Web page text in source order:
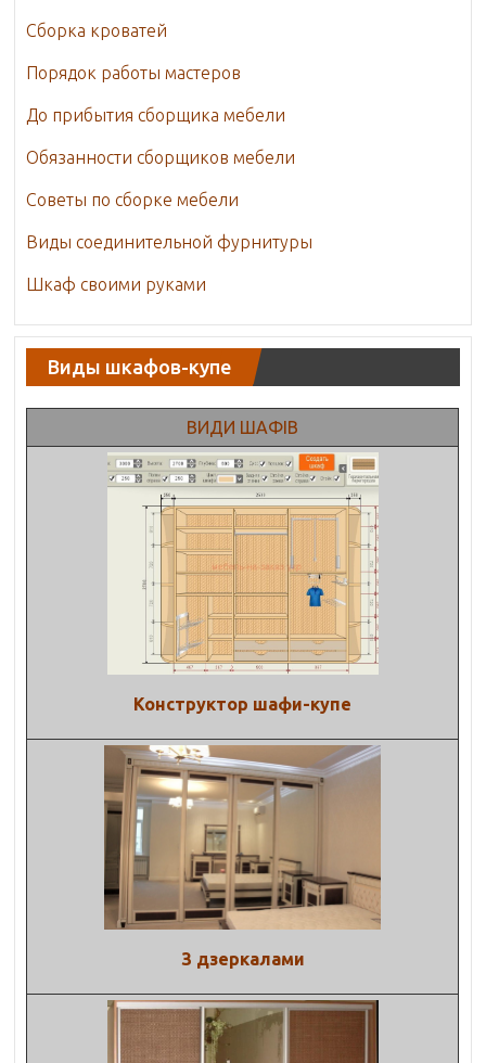
Сборка кроватей
Порядок работы мастеров
До прибытия сборщика мебели
Обязанности сборщиков мебели
Советы по сборке мебели
Виды соединительной фурнитуры
Шкаф своими руками
Виды шкафов-купе
ВИДИ ШАФІВ
Конструктор шафи-купе
З дзеркалами